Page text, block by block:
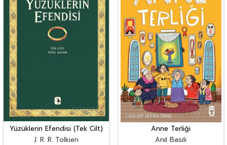
Yüzüklerin Efendisi (Tek Cilt)
J. R. R. Tolkien
Anne Terliği
Anıl Basılı